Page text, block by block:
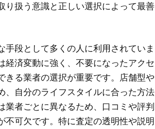
り扱う意識と正しい選択によって最善
段として多くの人に利用されていま
経済変動に強く、不要になったアクセ
きる業者の選択が重要です。店舗型や
、自分のライフスタイルに合った方法
業者ごとに異なるため、口コミや評判
不可欠です。特に査定の透明性や説明